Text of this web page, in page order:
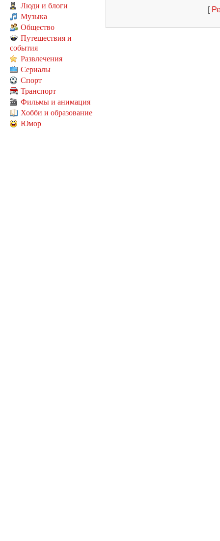
Люди и блоги
Музыка
Общество
Путешествия и
события
Развлечения
Сериалы
Спорт
Транспорт
Фильмы и анимация
Хобби и образование
Юмор
[